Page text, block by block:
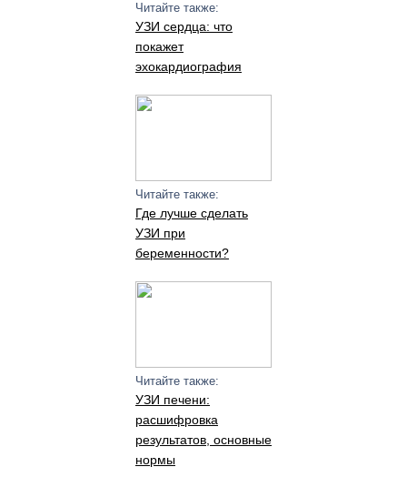
Читайте также:
УЗИ сердца: что
покажет
эхокардиография
Читайте также:
Где лучше сделать
УЗИ при
беременности?
Читайте также:
УЗИ печени:
расшифровка
результатов, основные
нормы